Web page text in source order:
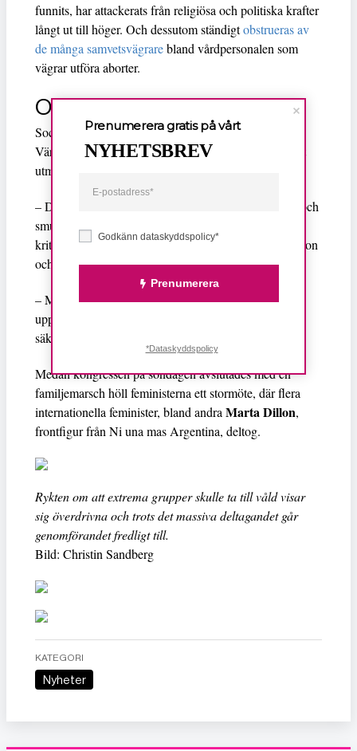
funnits, har attackerats från religiösa och politiska krafter
långt ut till höger. Och dessutom ständigtobstrueras av
de många samvetsvägrarebland vårdpersonalen som
vägrar utföra aborter.
Offer eller maktfaktor?
Sociologen Elzbieta Korolczuk menar att
Världskongressen för familjer har varit skickliga på att
utmåla sig som offer.
– De påpekar ständigt hur de osynliggörs, attackeras och
smutskastas i media och hur det framförts orättfärdig
kritik mot inbjudna talare med extrema åsikter, säger hon
och tillägger:
– Men det är faktiskt de som sitter i stans största palats
uppbackade av politiker och omringade av
säkerhetsvakter.
Medan kongressen på söndagen avslutades med en
familjemarsch höll feministerna ett stormöte, där flera
internationella feminister, bland andra Marta Dillon,
frontfigur från Ni una mas Argentina, deltog.
Rykten om att extrema grupper skulle ta till våld visar
sig överdrivna och trots det massiva deltagandet går
genomförandet fredligt till.
Bild: Christin Sandberg
KATEGORI
Nyheter
Godkänn dataskyddspolicy*
Prenumerera
Prenumerera gratis på vårt
NYHETSBREV
*Dataskyddspolicy